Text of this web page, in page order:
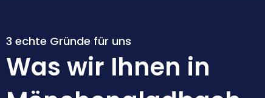
3 echte Gründe für uns
Was wir Ihnen in